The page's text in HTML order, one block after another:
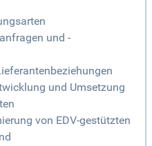
und -
und Umsetzung
von EDV-gestützten